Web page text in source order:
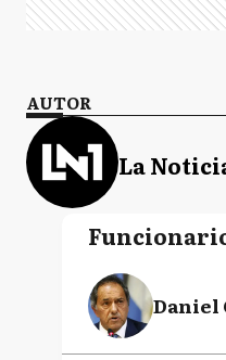
AUTOR
La
Daniel